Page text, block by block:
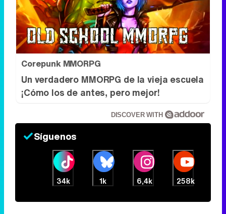
Corepunk MMORPG
Un verdadero MMORPG de la vieja escuela
¡Cómo los de antes, pero mejor!
DISCOVER WITH
Síguenos
34k 1k 6,4k 258k